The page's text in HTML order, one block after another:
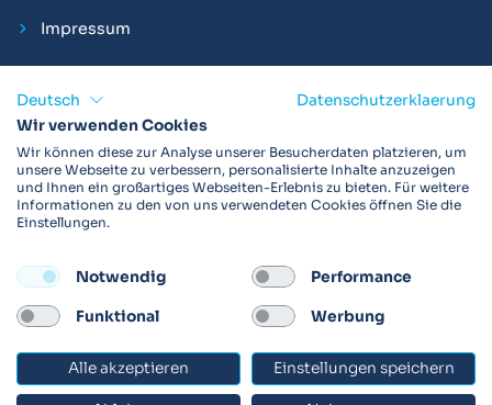
Impressum
Vitalograph ist ein internationaler Hersteller von Spirometern,
EKGs und Bakterien-Viren-Filtern zur sicheren
Lungenfunktionsdiagnostik. Darüber hinaus sind wir weltweit
als Technologie- und Service-Provider für klinische
FOLLOW
© 2026 Vitalograph
Deutsch
Datenschutzerklaerung
Wir verwenden Cookies
Wir können diese zur Analyse unserer Besucherdaten platzieren, um
unsere Webseite zu verbessern, personalisierte Inhalte anzuzeigen
und Ihnen ein großartiges Webseiten-Erlebnis zu bieten. Für weitere
Informationen zu den von uns verwendeten Cookies öffnen Sie die
Einstellungen.
Notwendig Performance
Funktional Werbung
Alle akzeptieren Einstellungen speichern